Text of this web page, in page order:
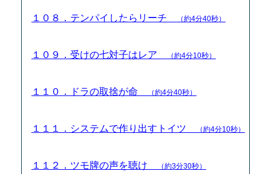
１０８．テンパイしたらリーチ （約4分40秒）
１０９．受けの七対子はレア （約4分10秒）
１１０．ドラの取捨が命 （約4分40秒）
１１１．システムで作り出すトイツ （約4分10秒）
１１２．ツモ牌の声を聴け （約3分30秒）